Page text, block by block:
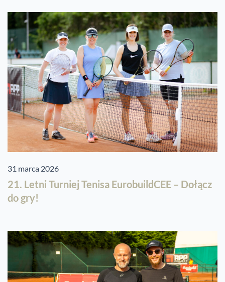
31 marca 2026
21. Letni Turniej Tenisa EurobuildCEE – Dołącz
do gry!